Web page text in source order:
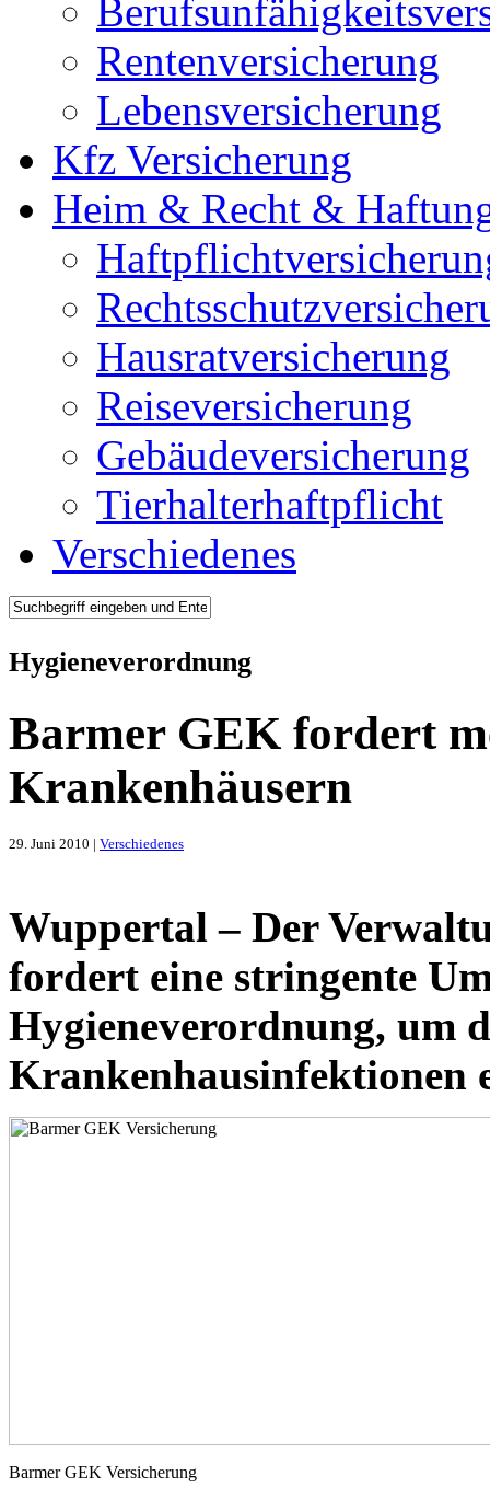
Rentenversicherung
Lebensversicherung
Kfz Versicherung
Heim & Recht &
Hausratversicherung
Reiseversicherung
Gebäudeversicherung
Tierhalterhaftpflicht
Verschiedenes
Hygieneverordnung
Barmer GEK fordert
Krankenhäusern
29. Juni 2010 | Verschiedenes
Wuppertal – Der
fordert eine stringente
Hygieneverordnung, um
Krankenhausinfektionen
Barmer GEK Versicherung